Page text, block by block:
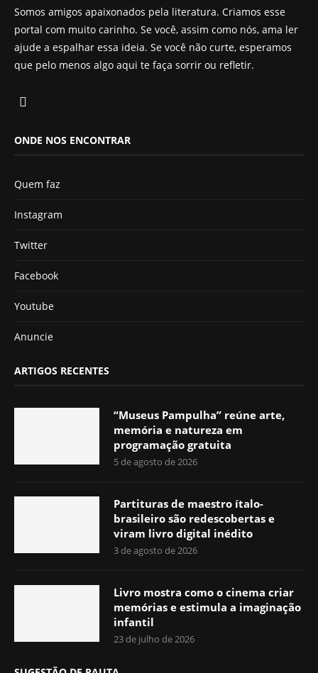
Somos amigos apaixonados pela literatura. Criamos esse
portal com muito carinho. Se você, assim como nós, ama ler
ajude a espalhar essa ideia. Se você não curte, esperamos
que pelo menos algo aqui te faça sorrir ou refletir.
ONDE NOS ENCONTRAR
Quem faz
Instagram
Twitter
Facebook
Youtube
Anuncie
ARTIGOS RECENTES
“Museus Pampulha” reúne arte,
memória e natureza em
programação gratuita
5 de agosto de 2026
Partituras de maestro ítalo-
brasileiro são redescobertas e
viram livro digital inédito
3 de agosto de 2026
Livro mostra como o cinema criar
memórias e estimula a imaginação
infantil
23 de julho de 2026